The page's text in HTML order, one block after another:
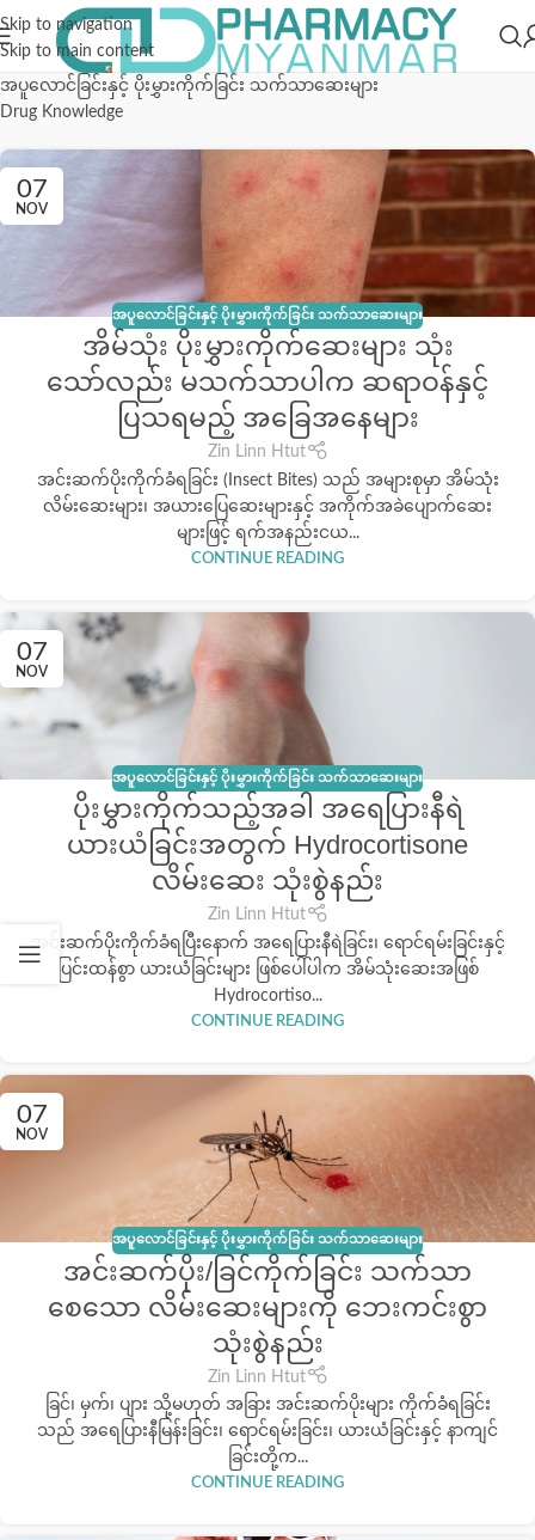
Skip to navigation
Skip to main content
အပူလောင်ခြင်းနှင့် ပိုးမွှားကိုက်ခြင်း သက်သာဆေးများ
Drug Knowledge
07
NOV
အပူလောင်ခြင်းနှင့် ပိုးမွှားကိုက်ခြင်း သက်သာဆေးများ
အိမ်သုံး ပိုးမွှားကိုက်ဆေးများ သုံး
သော်လည်း မသက်သာပါက ဆရာဝန်နှင့်
ပြသရမည့် အခြေအနေများ
Zin Linn Htut
အင်းဆက်ပိုးကိုက်ခံရခြင်း (Insect Bites) သည် အများစုမှာ အိမ်သုံး
လိမ်းဆေးများ၊ အယားပြေဆေးများနှင့် အကိုက်အခဲပျောက်ဆေး
များဖြင့် ရက်အနည်းငယ...
CONTINUE READING
07
NOV
အပူလောင်ခြင်းနှင့် ပိုးမွှားကိုက်ခြင်း သက်သာဆေးများ
ပိုးမွှားကိုက်သည့်အခါ အရေပြားနီရဲ
ယားယံခြင်းအတွက် Hydrocortisone
လိမ်းဆေး သုံးစွဲနည်း
Zin Linn Htut
အင်းဆက်ပိုးကိုက်ခံရပြီးနောက် အရေပြားနီရဲခြင်း၊ ရောင်ရမ်းခြင်းနှင့်
ပြင်းထန်စွာ ယားယံခြင်းများ ဖြစ်ပေါ်ပါက အိမ်သုံးဆေးအဖြစ်
Hydrocortiso...
CONTINUE READING
07
NOV
အပူလောင်ခြင်းနှင့် ပိုးမွှားကိုက်ခြင်း သက်သာဆေးများ
အင်းဆက်ပိုး/ခြင်ကိုက်ခြင်း သက်သာ
စေသော လိမ်းဆေးများကို ဘေးကင်းစွာ
သုံးစွဲနည်း
Zin Linn Htut
ခြင်၊ မှက်၊ ပျား သို့မဟုတ် အခြား အင်းဆက်ပိုးများ ကိုက်ခံရခြင်း
သည် အရေပြားနီမြန်းခြင်း၊ ရောင်ရမ်းခြင်း၊ ယားယံခြင်းနှင့် နာကျင်
ခြင်းတို့က...
CONTINUE READING